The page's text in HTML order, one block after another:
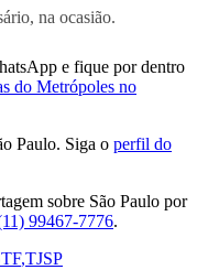
na ocasião.
e fique por dentro
do Metrópoles no
Paulo. Siga o perfil do
sobre São Paulo por
99467-7776.
,TJSP